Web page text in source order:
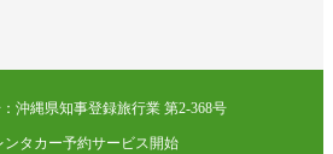
沖縄県知事登録旅行業 第2-368号
ンタカー予約サービス開始